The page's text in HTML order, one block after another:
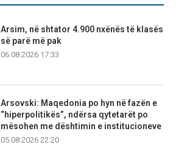
Arsim, në shtator 4.900 nxënës të klasës
së parë më pak
06.08.2026 17:33
Arsovski: Maqedonia po hyn në fazën e
“hiperpolitikës”, ndërsa qytetarët po
mësohen me dështimin e institucioneve
05.08.2026 22:20